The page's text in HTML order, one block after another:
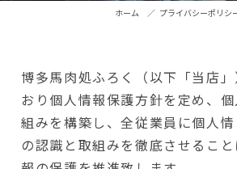
ホーム ／ プライバシーポリシ
博多馬肉処ふろく（以下「当店
おり個人情報保護方針を定め、
組みを構築し、全従業員に個人情
の認識と取組みを徹底させるこ